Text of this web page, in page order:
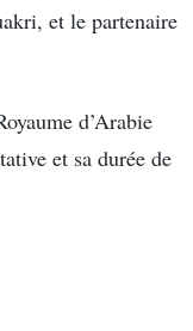
et le partenaire
d’Arabie
et sa durée de